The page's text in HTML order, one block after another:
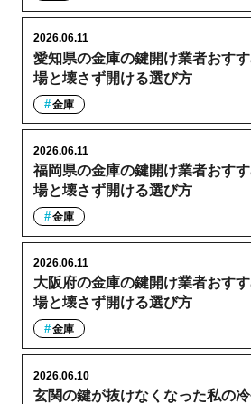
愛知県の金庫の鍵開け業者おす
場と壊さず開ける選び方
2026.06.11
金庫
福岡県の金庫の鍵開け業者おす
場と壊さず開ける選び方
2026.06.11
金庫
大阪府の金庫の鍵開け業者おす
場と壊さず開ける選び方
2026.06.11
金庫
玄関の鍵が抜けなくなった私の
2026.06.10